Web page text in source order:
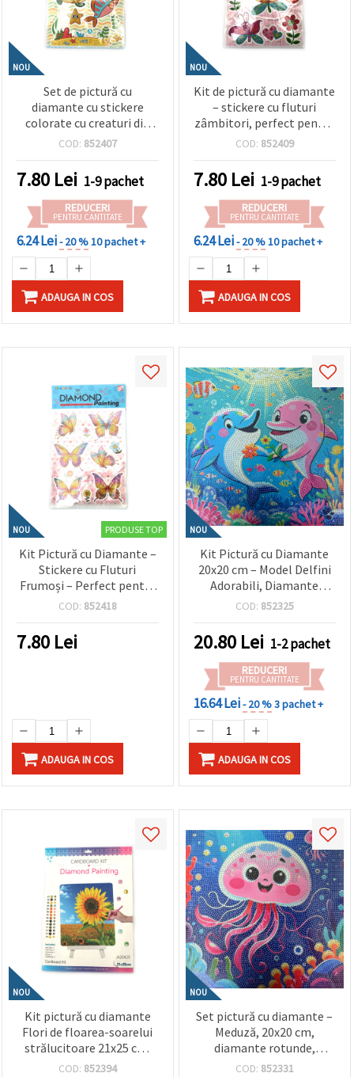
NOU
Set de pictură cu
diamante cu stickere
colorate cu creaturi din
adâncul mării – perfect
și activități creative DIY,
SCC204
COD: 852407
7.80 Lei 1-9 pachet
REDUCERI
PENTRU CANTITATE
6.24 Lei- 20 %10 pachet +
ADAUGA IN COS
NOU
Kit de pictură cu diamante
– stickere cu fluturi
zâmbitori, perfect pentru
copii, artă inspirată de
creative DIY, SCC206
COD: 852409
7.80 Lei 1-9 pachet
REDUCERI
PENTRU CANTITATE
6.24 Lei- 20 %10 pachet +
ADAUGA IN COS
NOU PRODUSE TOP
Kit Pictură cu Diamante –
Stickere cu Fluturi
Frumoși – Perfect pentru
Copii, Artă din Natură și
COD: 852418
7.80 Lei
ADAUGA IN COS
NOU
Kit Pictură cu Diamante
20x20 cm – Model Delfini
Adorabili, Diamante
Rotunde, Acoperire
COD: 852325
20.80 Lei 1-2 pachet
REDUCERI
PENTRU CANTITATE
16.64 Lei- 20 %3 pachet +
ADAUGA IN COS
NOU
Kit pictură cu diamante
Flori de floarea-soarelui
strălucitoare 21x25 cm,
diamante rotunde –
COD: 852394
NOU
Set pictură cu diamante –
Meduză, 20x20 cm,
diamante rotunde,
acoperire parțială
COD: 852331